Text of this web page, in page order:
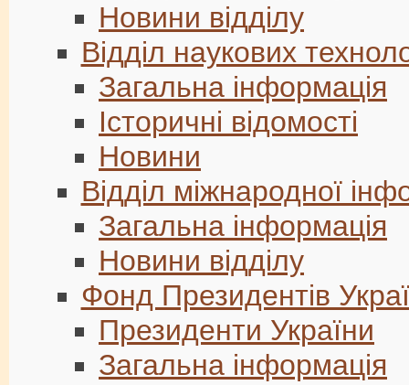
Новини відділу
Відділ наукових
Загальна інформація
Історичні відомості
Новини
Відділ міжнародної
Загальна інформація
Новини відділу
Фонд Президентів
Президенти України
Загальна інформація